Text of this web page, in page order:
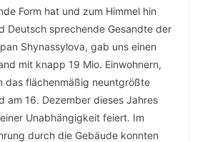
Form hat und zum Himmel hin
Deutsch sprechende Gesandte der
Shynassylova, gab uns einen
mit knapp 19 Mio. Einwohnern,
das flächenmäßig neuntgrößte
am 16. Dezember dieses Jahres
Unabhängigkeit feiert. Im
durch die Gebäude konnten